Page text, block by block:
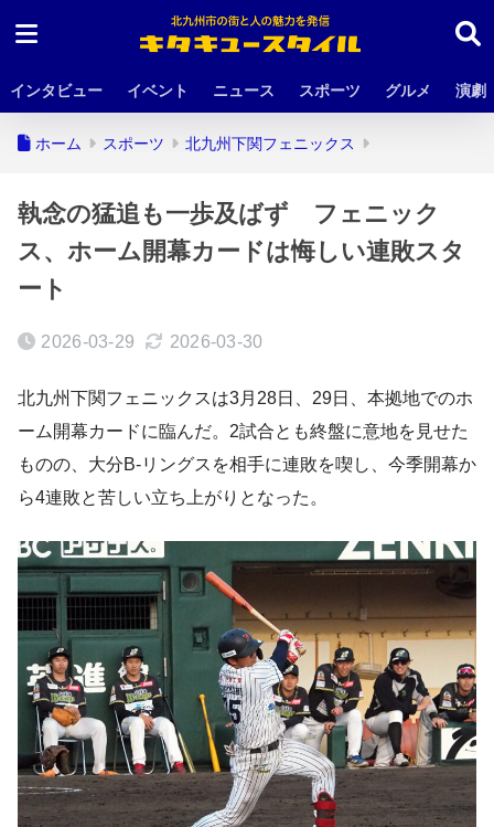
インタビュー イベント ニュース スポーツ グルメ 演劇
ホーム スポーツ 北九州下関フェニックス
執念の猛追も一歩及ばず フェニック
ス、ホーム開幕カードは悔しい連敗スタ
ート
2026-03-29 2026-03-30
北九州下関フェニックスは3月28日、29日、本拠地でのホ
ーム開幕カードに臨んだ。2試合とも終盤に意地を見せた
ものの、大分B-リングスを相手に連敗を喫し、今季開幕か
ら4連敗と苦しい立ち上がりとなった。